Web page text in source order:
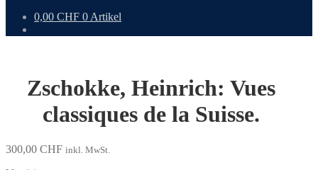
0,00 CHF 0 Artikel
Zschokke, Heinrich: Vues
classiques de la Suisse.
300,00 CHF inkl. MwSt.